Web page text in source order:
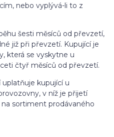
nebo vyplývá-li to z
šesti měsíců od převzetí,
již při převzetí. Kupující je
která se vyskytne u
čtyř měsíců od převzetí.
kupující u
v níž je přijetí
sortiment prodávaného